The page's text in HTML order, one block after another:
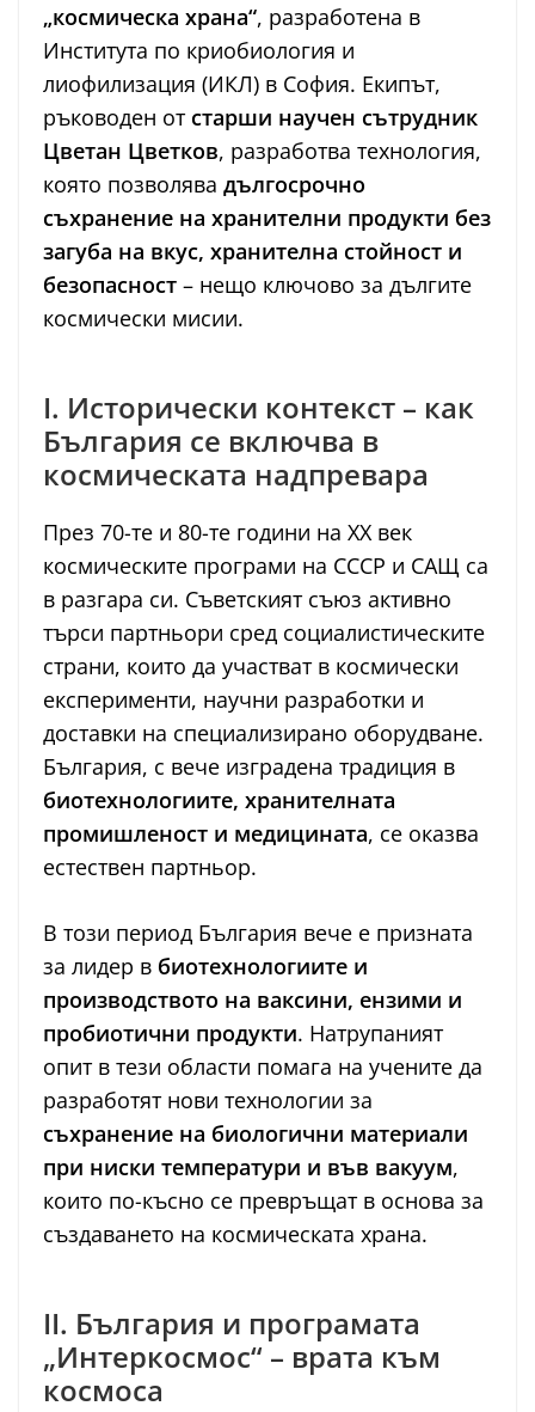
„космическа храна“, разработена в
Института по криобиология и
лиофилизация (ИКЛ) в София. Екипът,
ръководен от старши научен сътрудник
Цветан Цветков, разработва технология,
която позволява дългосрочно
съхранение на хранителни продукти без
загуба на вкус, хранителна стойност и
безопасност – нещо ключово за дългите
космически мисии.
I. Исторически контекст – как
България се включва в
космическата надпревара
През 70-те и 80-те години на XX век
космическите програми на СССР и САЩ са
в разгара си. Съветският съюз активно
търси партньори сред социалистическите
страни, които да участват в космически
експерименти, научни разработки и
доставки на специализирано оборудване.
България, с вече изградена традиция в
биотехнологиите, хранителната
промишленост и медицината, се оказва
естествен партньор.
В този период България вече е призната
за лидер в биотехнологиите и
производството на ваксини, ензими и
пробиотични продукти. Натрупаният
опит в тези области помага на учените да
разработят нови технологии за
съхранение на биологични материали
при ниски температури и във вакуум,
които по-късно се превръщат в основа за
създаването на космическата храна.
II. България и програмата
„Интеркосмос“ – врата към
космоса